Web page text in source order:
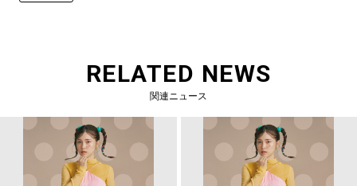
RELATED NEWS
関連ニュース